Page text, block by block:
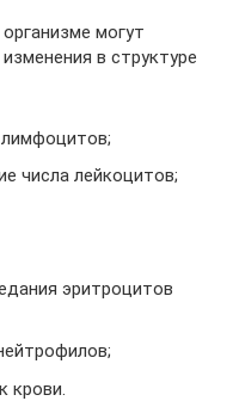
могут
в структуре
числа лейкоцитов;
эритроцитов
крови.